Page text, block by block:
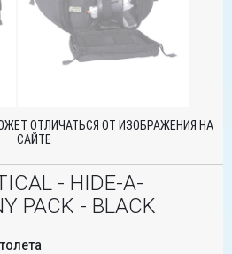
ОТЛИЧАТЬСЯ ОТ ИЗОБРАЖЕНИЯ НА
САЙТЕ
- HIDE-A-
PACK - BLACK